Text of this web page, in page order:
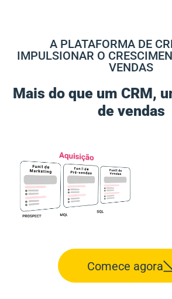
A PLATAFORMA DE
IMPULSIONAR O
VENDAS
Mais do que um CRM,
de vendas
Comece agora